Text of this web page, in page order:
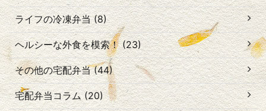
ライフの冷凍弁当 (8)
ヘルシーな外食を模索！ (23)
その他の宅配弁当 (44)
宅配弁当コラム (20)